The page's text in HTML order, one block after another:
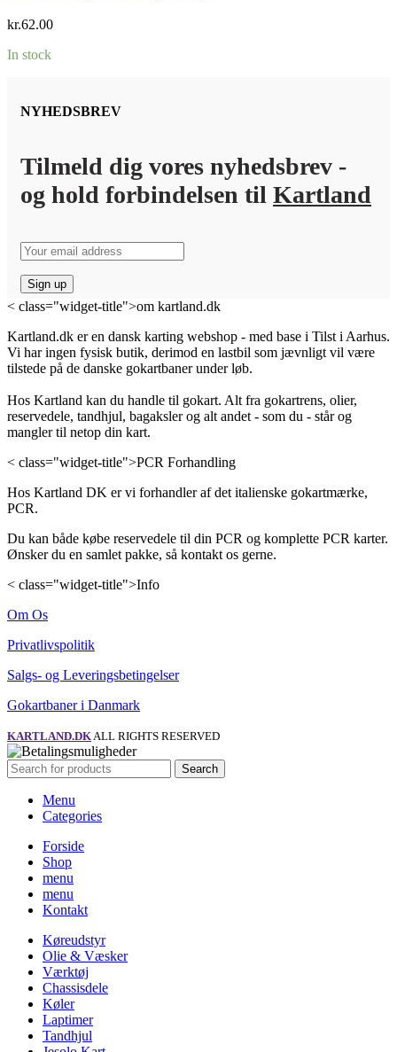
kr.62.00
In stock
NYHEDSBREV
Tilmeld dig vores nyhedsbrev -
og hold forbindelsen til Kartland
< class="widget-title">om kartland.dk
Kartland.dk er en dansk karting webshop - med base i Tilst i Aarhus.
Vi har ingen fysisk butik, derimod en lastbil som jævnligt vil være
tilstede på de danske gokartbaner under løb.
Hos Kartland kan du handle til gokart. Alt fra gokartrens, olier,
reservedele, tandhjul, bagaksler og alt andet - som du - står og
mangler til netop din kart.
< class="widget-title">PCR Forhandling
Hos Kartland DK er vi forhandler af det italienske gokartmærke,
PCR.
Du kan både købe reservedele til din PCR og komplette PCR karter.
Ønsker du en samlet pakke, så kontakt os gerne.
< class="widget-title">Info
Om Os
Privatlivspolitik
Salgs- og Leveringsbetingelser
Gokartbaner i Danmark
KARTLAND.DKALL RIGHTS RESERVED
Search
Menu
Categories
Forside
Shop
menu
menu
Kontakt
Køreudstyr
Olie & Væsker
Værktøj
Chassisdele
Køler
Laptimer
Tandhjul